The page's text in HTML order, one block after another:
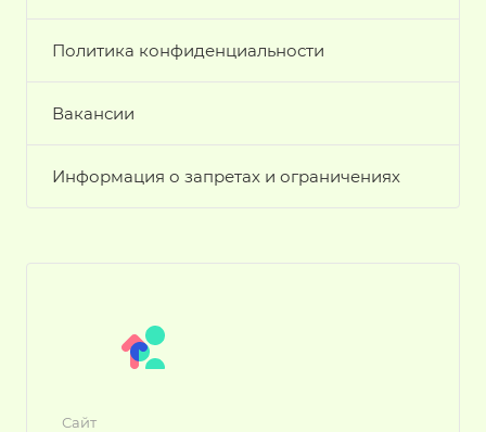
Сайт
Политика конфиденциальности
Вакансии
Информация о запретах и ограничениях